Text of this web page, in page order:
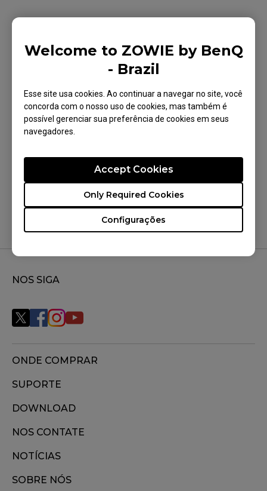
Welcome to ZOWIE by BenQ
- Brazil
Esse site usa cookies. Ao continuar a navegar no site, você
concorda com o nosso uso de cookies, mas também é
possível gerenciar sua preferência de cookies em seus
navegadores.
Configurações
Only Required Cookies
Accept Cookies
Modelos aplicáveis
EC1-DW (L), EC2-DW (M), EC3-DW (S), FK2-DW
Isso foi útil para você?
NOS SIGA
ONDE COMPRAR
SUPORTE
DOWNLOAD
NOS CONTATE
NOTÍCIAS
SOBRE NÓS